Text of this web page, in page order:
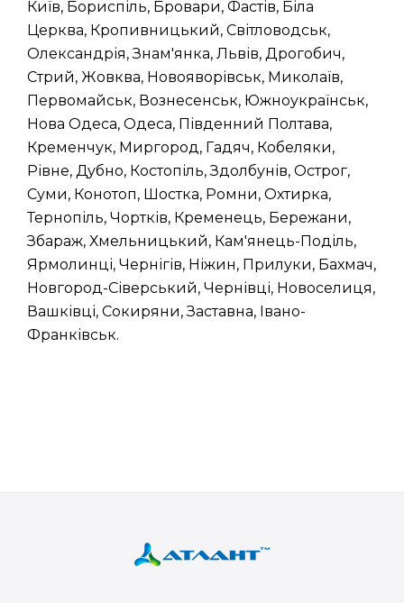
Київ, Бориспіль, Бровари, Фастів, Біла
Церква, Кропивницький, Світловодськ,
Олександрія, Знам'янка, Львів, Дрогобич,
Стрий, Жовква, Новояворівськ, Миколаїв,
Первомайськ, Вознесенськ, Южноукраїнськ,
Нова Одеса, Одеса, Південний Полтава,
Кременчук, Миргород, Гадяч, Кобеляки,
Рівне, Дубно, Костопіль, Здолбунів, Острог,
Суми, Конотоп, Шостка, Ромни, Охтирка,
Тернопіль, Чортків, Кременець, Бережани,
Збараж, Хмельницький, Кам'янець-Поділь,
Ярмолинці, Чернігів, Ніжин, Прилуки, Бахмач,
Новгород-Сіверський, Чернівці, Новоселиця,
Вашківці, Сокиряни, Заставна, Івано-
Франківськ.